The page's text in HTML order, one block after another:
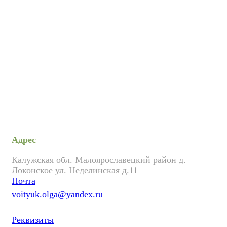
Адрес
Калужская обл. Малоярославецкий район д.
Локонское ул. Неделинская д.11
Почта
voityuk.olga@yandex.ru
Реквизиты